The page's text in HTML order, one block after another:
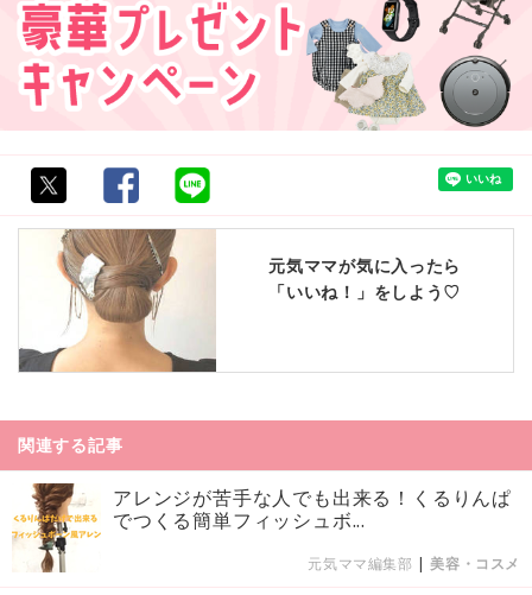
元気ママが気に入ったら
「いいね！」をしよう♡
関連する記事
アレンジが苦手な人でも出来る！くるりんぱ
でつくる簡単フィッシュボ...
元気ママ編集部 |美容・コスメ